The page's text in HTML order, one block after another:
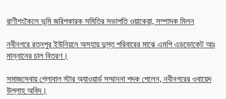
রাণীশংকৈলে ভূমি জরিপকারক সমিতির সভাপতি ওয়াকেয়া, সম্পাদক মিলন
নবীনগরে রতনপুর ইউনিয়নে অসহায় দুস্ত পরিবারের মাঝে এমপি এডভোকেট আঃ
মান্নানের চাল বিতরণ।
সমাজসেবায় গ্লোবাল স্টার অ্যাওয়ার্ড সম্মাননা পদক পেলেন, নবীনগরের ওবায়েদ
উল্লাহ অবিদ।